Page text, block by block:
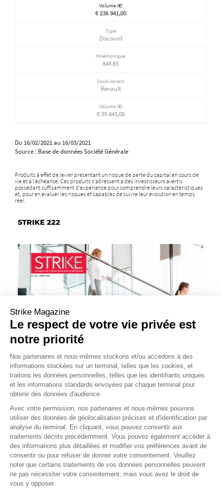
€ 236 941,00
Discount
84K8S
Renault
€ 39 845,00
Du 16/02/2021 au 16/03/2021
Source : Base de données Société Générale
Produits à effet de levier présentant un risque de perte du capital en cours de
vie et à l’échéance. Ces produits s’adressent à des investisseurs avertis
possédant suffisamment d’expérience pour comprendre leurs caractéristiques
et, pour en évaluer les risques et capables de suivre leur évolution en temps
réel.
STRIKE 222
Strike Magazine
Le respect de votre vie privée est
notre priorité
Nos partenaires et nous-mêmes stockons et/ou accédons à des
informations stockées sur un terminal, telles que les cookies, et
traitons les données personnelles, telles que les identifiants uniques
et les informations standards envoyées par chaque terminal pour
obtenir des données d'audience.
Avec votre permission, nos partenaires et nous-mêmes pouvons
utiliser des données de géolocalisation précises et d'identification par
analyse du terminal. En cliquant, vous pouvez consentir aux
traitements décrits précédemment. Vous pouvez également accéder à
des informations plus détaillées et modifier vos préférences avant de
consentir ou pour refuser de donner votre consentement. Veuillez
noter que certains traitements de vos données personnelles peuvent
ne pas nécessiter votre consentement, mais vous avez le droit de
vous y opposer.